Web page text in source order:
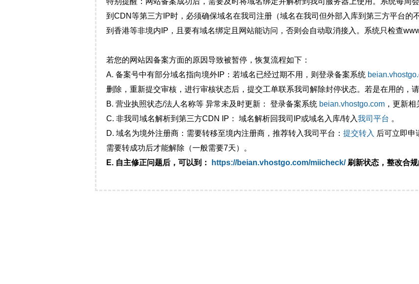
到CDN等第三方IP时，必须确保域名在我司注册（域名在我司但外部入库到第三方平台的
到香港等非境内IP，且要有域名绑定且网站能访问，否则会自动取消接入。系统只检查
若您的网站因备案方面的原因导致被暂停，恢复流程如下：
A. 备案号中有部分域名指向境外IP：若域名已经过期不用，则登录备案系统
删除，重新提交审核，进行审核状态后，提交工单联系我司解除封停状态。若是在用的，请
B. 营业执照状态/法人名称等 异常未及时更新： 登录备案系统 beian.vhostgo.com ，更新
C. 非我司域名解析到第三方CDN IP： 域名解析回我司IP或域名入库/转入我司平台 。
D. 域名为境外注册商：需要转移至境内注册商，推荐转入我司平台： 提交转入 后可立即申
需要转成功后才能解除（一般需要7天）。
E. 自主修正问题后，可以到：
https://beian.vhostgo.com/miicheck/刷新状态，整改合规